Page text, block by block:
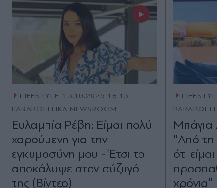
LIFESTYLE 13.10.2025 18:13
PARAPOLITIKA NEWSROOM
Ευλαμπία Ρέβη: Είμαι πολύ
χαρούμενη για την
εγκυμοσύνη μου - Έτσι το
αποκάλυψε στον σύζυγό
της (Βίντεο)
Μπάγια
"Από
ότι
χρόνια"